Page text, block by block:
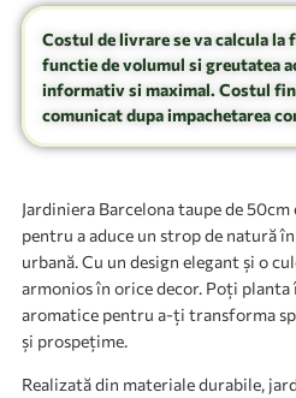
Costul de livrare se va calcula la
functie de volumul si greutatea
informativ si maximal. Costul
comunicat dupa impachetarea
Jardiniera Barcelona taupe de
pentru a aduce un strop de natură
urbană. Cu un design elegant și o
armonios în orice decor. Poți
aromatice pentru a-ți transforma
și prospețime.
Realizată din materiale durabile,